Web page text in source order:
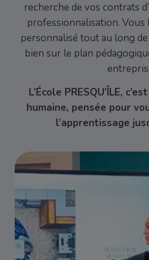
recherche de vos contrats
professionnalisation. Vous
personnalisé tout au long
bien sur le plan
L’École PRESQU’ÎLE,
humaine, pensée pour
l’apprentissage